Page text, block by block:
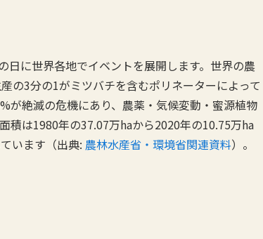
日に世界各地でイベントを展開します。世界の農
の3分の1がミツバチを含むポリネーターによって
が絶滅の危機にあり、農薬・気候変動・蜜源植物
積は1980年の37.07万haから2020年の10.75万ha
います（出典: 農林水産省・環境省関連資料）。